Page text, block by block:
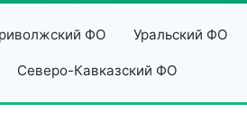
ФО Уральский ФО
Северо-Кавказский ФО